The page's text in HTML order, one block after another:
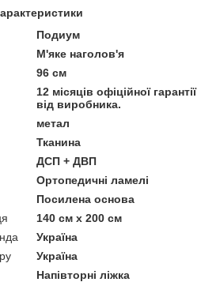
Подиум
М'яке наголов'я
96 см
12 місяців офіційної гарантії
від виробника.
метал
Тканина
ДСП + ДВП
Ортопедичні ламелі
Посилена основа
140 см х 200 см
Україна
Україна
Напівторні ліжка